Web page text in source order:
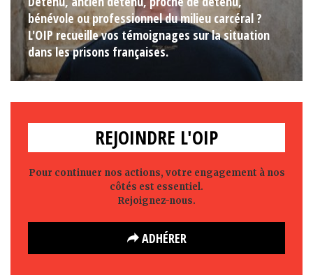
bénévole ou professionnel du milieu carcéral ?
L'OIP recueille vos témoignages sur la situation
dans les prisons françaises.
REJOINDRE L'OIP
Pour continuer nos actions, votre engagement à nos
côtés est essentiel.
Rejoignez-nous.
ADHÉRER